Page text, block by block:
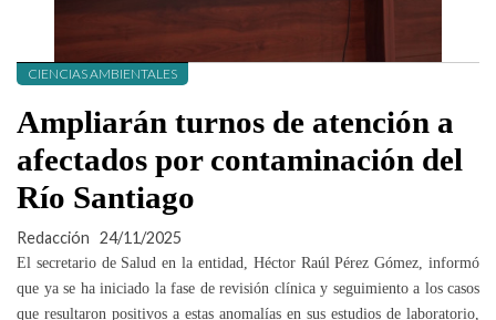
CIENCIAS AMBIENTALES
Ampliarán turnos de atención a
afectados por contaminación del
Río Santiago
Redacción 24/11/2025
El secretario de Salud en la entidad, Héctor Raúl Pérez Gómez, informó
que ya se ha iniciado la fase de revisión clínica y seguimiento a los casos
que resultaron positivos a estas anomalías en sus estudios de laboratorio,